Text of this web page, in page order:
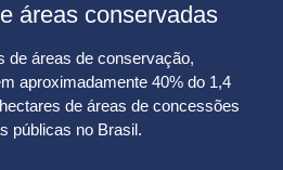
áreas conservadas
de áreas de conservação,
aproximadamente 40% do 1,4
de áreas de concessões
públicas no Brasil.